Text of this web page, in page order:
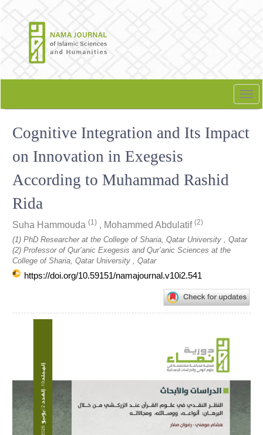
jump
content
Main
Main
Content
Sidebar
Cognitive Integration and Its Impact
on Innovation in Exegesis
According to Muhammad Rashid
Rida
Suha Hammouda (1) , Mohammed Abdulatif (2)
(1) PhD Researcher at the College of Sharia, Qatar University , Qatar
(2) Professor of Qur’anic Exegesis and Qur’anic Sciences at the
College of Sharia, Qatar University , Qatar
https://doi.org/10.59151/namajournal.v10i2.541